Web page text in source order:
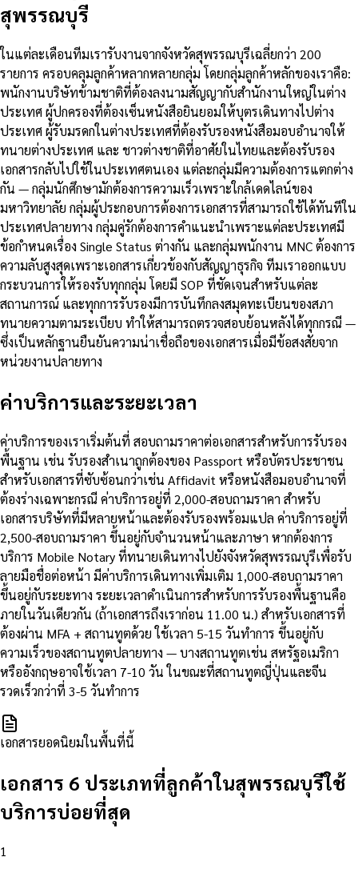
สุพรรณบุรี
ในแต่ละเดือนทีมเรารับงานจากจังหวัดสุพรรณบุรีเฉลี่ยกว่า 200
รายการ ครอบคลุมลูกค้าหลากหลายกลุ่ม โดยกลุ่มลูกค้าหลักของเราคือ:
พนักงานบริษัทข้ามชาติที่ต้องลงนามสัญญากับสำนักงานใหญ่ในต่าง
ประเทศ ผู้ปกครองที่ต้องเซ็นหนังสือยินยอมให้บุตรเดินทางไปต่าง
ประเทศ ผู้รับมรดกในต่างประเทศที่ต้องรับรองหนังสือมอบอำนาจให้
ทนายต่างประเทศ และ ชาวต่างชาติที่อาศัยในไทยและต้องรับรอง
เอกสารกลับไปใช้ในประเทศตนเอง แต่ละกลุ่มมีความต้องการแตกต่าง
กัน — กลุ่มนักศึกษามักต้องการความเร็วเพราะใกล้เดดไลน์ของ
มหาวิทยาลัย กลุ่มผู้ประกอบการต้องการเอกสารที่สามารถใช้ได้ทันทีใน
ประเทศปลายทาง กลุ่มคู่รักต้องการคำแนะนำเพราะแต่ละประเทศมี
ข้อกำหนดเรื่อง Single Status ต่างกัน และกลุ่มพนักงาน MNC ต้องการ
ความลับสูงสุดเพราะเอกสารเกี่ยวข้องกับสัญญาธุรกิจ ทีมเราออกแบบ
กระบวนการให้รองรับทุกกลุ่ม โดยมี SOP ที่ชัดเจนสำหรับแต่ละ
สถานการณ์ และทุกการรับรองมีการบันทึกลงสมุดทะเบียนของสภา
ทนายความตามระเบียบ ทำให้สามารถตรวจสอบย้อนหลังได้ทุกกรณี —
ซึ่งเป็นหลักฐานยืนยันความน่าเชื่อถือของเอกสารเมื่อมีข้อสงสัยจาก
หน่วยงานปลายทาง
ค่าบริการและระยะเวลา
ค่าบริการของเราเริ่มต้นที่ สอบถามราคาต่อเอกสารสำหรับการรับรอง
พื้นฐาน เช่น รับรองสำเนาถูกต้องของ Passport หรือบัตรประชาชน
สำหรับเอกสารที่ซับซ้อนกว่าเช่น Affidavit หรือหนังสือมอบอำนาจที่
ต้องร่างเฉพาะกรณี ค่าบริการอยู่ที่ 2,000-สอบถามราคา สำหรับ
เอกสารบริษัทที่มีหลายหน้าและต้องรับรองพร้อมแปล ค่าบริการอยู่ที่
2,500-สอบถามราคา ขึ้นอยู่กับจำนวนหน้าและภาษา หากต้องการ
บริการ Mobile Notary ที่ทนายเดินทางไปยังจังหวัดสุพรรณบุรีเพื่อรับ
ลายมือชื่อต่อหน้า มีค่าบริการเดินทางเพิ่มเติม 1,000-สอบถามราคา
ขึ้นอยู่กับระยะทาง ระยะเวลาดำเนินการสำหรับการรับรองพื้นฐานคือ
ภายในวันเดียวกัน (ถ้าเอกสารถึงเราก่อน 11.00 น.) สำหรับเอกสารที่
ต้องผ่าน MFA + สถานทูตด้วย ใช้เวลา 5-15 วันทำการ ขึ้นอยู่กับ
ความเร็วของสถานทูตปลายทาง — บางสถานทูตเช่น สหรัฐอเมริกา
หรืออังกฤษอาจใช้เวลา 7-10 วัน ในขณะที่สถานทูตญี่ปุ่นและจีน
รวดเร็วกว่าที่ 3-5 วันทำการ
เอกสารยอดนิยมในพื้นที่นี้
เอกสาร 6 ประเภทที่ลูกค้าในสุพรรณบุรีใช้
บริการบ่อยที่สุด
1